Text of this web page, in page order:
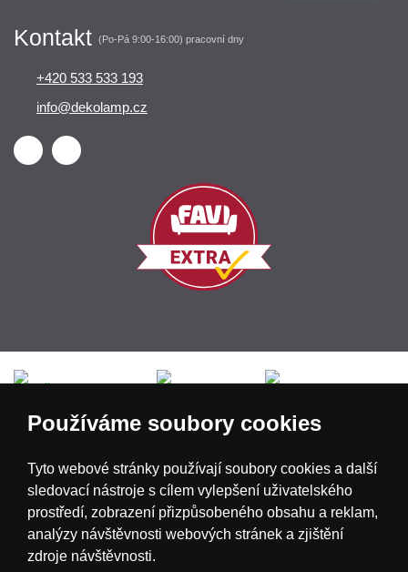
Kontakt (Po-Pá 9:00-16:00) pracovní dny
+420 533 533 193
info@dekolamp.cz
Používáme soubory cookies
Tyto webové stránky používají soubory cookies a další
sledovací nástroje s cílem vylepšení uživatelského
prostředí, zobrazení přizpůsobeného obsahu a reklam,
analýzy návštěvnosti webových stránek a zjištění
zdroje návštěvnosti.